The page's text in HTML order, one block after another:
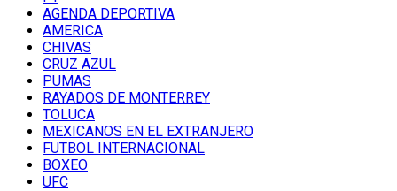
AGENDA DEPORTIVA
AMERICA
CHIVAS
CRUZ AZUL
PUMAS
RAYADOS DE MONTERREY
TOLUCA
MEXICANOS EN EL EXTRANJERO
FUTBOL INTERNACIONAL
BOXEO
UFC